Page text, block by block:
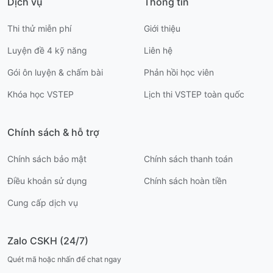
Thi thử miễn phí
Luyện đề 4 kỹ năng
Gói ôn luyện & chấm bài
Khóa học VSTEP
Giới thiệu
Liên hệ
Phản hồi học viên
Lịch thi VSTEP toàn quốc
Chính sách & hỗ trợ
Chính sách bảo mật
Điều khoản sử dụng
Cung cấp dịch vụ
Chính sách thanh toán
Chính sách hoàn tiền
Zalo CSKH (24/7)
Quét mã hoặc nhấn để chat ngay